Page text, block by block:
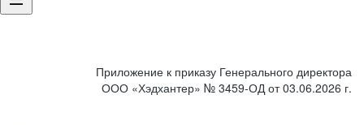
Приложение к приказу Генерального директора
ООО «Хэдхантер» № 3459-ОД от 03.06.2026 г.